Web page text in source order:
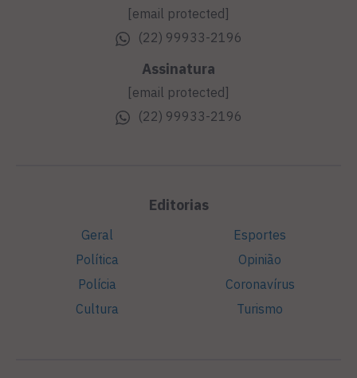
[email protected]
(22) 99933-2196
Assinatura
[email protected]
(22) 99933-2196
Editorias
Geral
Política
Polícia
Cultura
Esportes
Opinião
Coronavírus
Turismo